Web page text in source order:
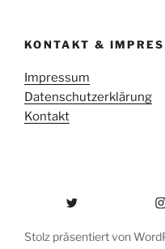
KONTAKT &
Impressum
Datenschutzerklärung
Kontakt
Stolz präsentiert von